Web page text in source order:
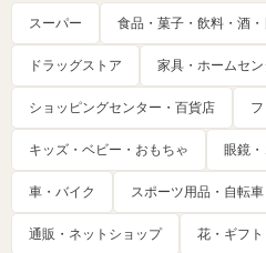
スーパー 食品・菓子・飲料・酒
ドラッグストア 家具・ホームセン
ショッピングセンター・百貨店
キッズ・ベビー・おもちゃ 眼鏡
車・バイク スポーツ用品・自転車
通販・ネットショップ 花・ギフ